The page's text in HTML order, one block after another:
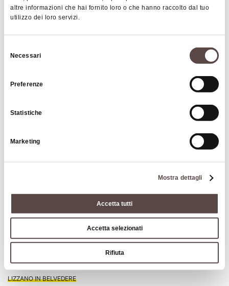
altre informazioni che hai fornito loro o che hanno raccolto dal tuo
utilizzo dei loro servizi.
delNecessari
Preferenze
Statistiche
Marketing
Mostra dettagli
Accetta tutti
Accetta selezionati
Rifiuta
TORRI, EDIFICI STORICI
Delùbro
LIZZANO IN BELVEDERE